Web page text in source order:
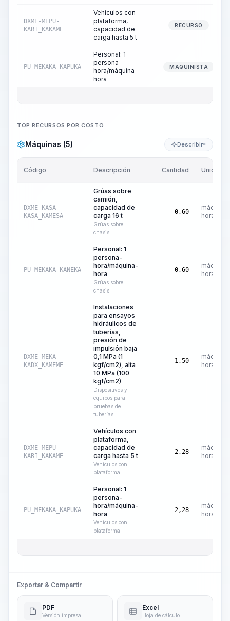
DXME-MEPU-
KARI_KAKAME
Vehículos con
plataforma,
capacidad de
carga hasta 5 t
RECURSO
PU_MEKAKA_KAPUKA
Personal: 1
persona-
hora/máquina-
hora
MAQUINISTA
TOP RECURSOS POR COSTO
Máquinas (5) DescribirKI
Código Descripción Cantidad Unidad
DXME-KASA-
KASA_KAMESA
Grúas sobre
camión,
capacidad de
carga 16 t
Grúas sobre
chasis
0,60
máquina-
hora
PU_MEKAKA_KANEKA
Personal: 1
persona-
hora/máquina-
hora
Grúas sobre
chasis
0,60
máquina-
hora
DXME-MEKA-
KADX_KAMEME
Instalaciones
para ensayos
hidráulicos de
tuberías,
presión de
impulsión baja
0,1 MPa (1
kgf/cm2), alta
10 MPa (100
kgf/cm2)
Dispositivos y
equipos para
pruebas de
tuberías
1,50
máquina-
hora
DXME-MEPU-
KARI_KAKAME
Vehículos con
plataforma,
capacidad de
carga hasta 5 t
Vehículos con
plataforma
2,28
máquina-
hora
PU_MEKAKA_KAPUKA
Personal: 1
persona-
hora/máquina-
hora
Vehículos con
plataforma
2,28
máquina-
hora
Exportar & Compartir
PDF
Versión impresa
Excel
Hoja de cálculo